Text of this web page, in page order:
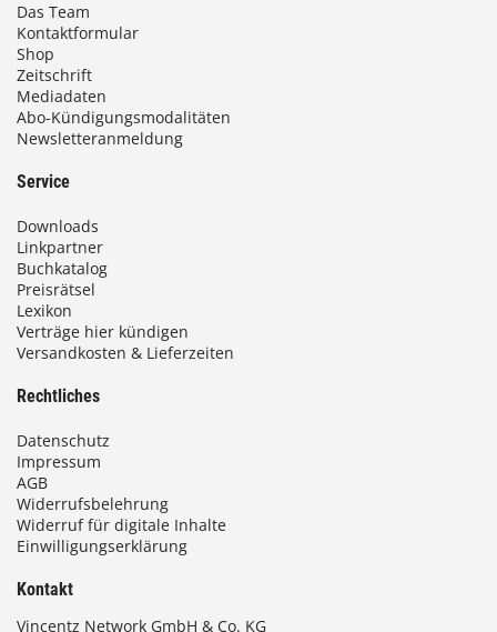
€
Das Team
Kontaktformular
Shop
Zeitschrift
Mediadaten
Abo-Kündigungsmodalitäten
Newsletteranmeldung
Service
Downloads
Linkpartner
Buchkatalog
Preisrätsel
Lexikon
Verträge hier kündigen
Versandkosten & Lieferzeiten
Rechtliches
Datenschutz
Impressum
AGB
Widerrufsbelehrung
Widerruf für digitale Inhalte
Einwilligungserklärung
Kontakt
Vincentz Network GmbH & Co. KG